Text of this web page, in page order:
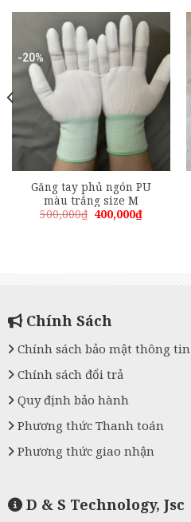
-20%
Găng tay phủ ngón PU
màu trắng size M
500,000₫ Giá
gốc
400,000₫Giá
hiện
Chính Sách
Chính sách bảo mật thông tin
Chính sách đổi trả
Quy định bảo hành
Phương thức Thanh toán
Phương thức giao nhận
D & S Technology, Jsc